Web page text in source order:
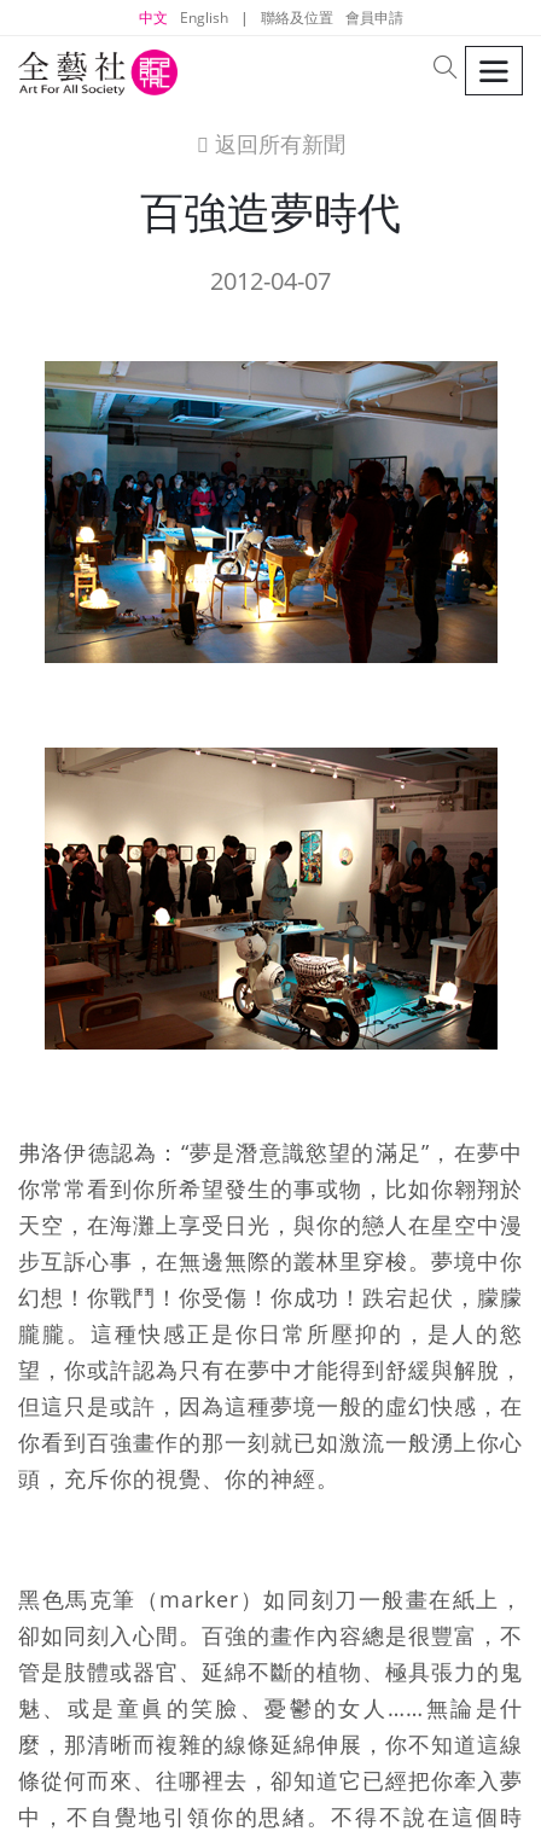
中文 English | 聯絡及位置 會員申請
search
icon
返回所有新聞
百強造夢時代
2012-04-07
弗洛伊德認為：“夢是潛意識慾望的滿足”，在夢中
你常常看到你所希望發生的事或物，比如你翱翔於
天空，在海灘上享受日光，與你的戀人在星空中漫
步互訴心事，在無邊無際的叢林里穿梭。夢境中你
幻想！你戰鬥！你受傷！你成功！跌宕起伏，朦朦
朧朧。這種快感正是你日常所壓抑的，是人的慾
望，你或許認為只有在夢中才能得到舒緩與解脫，
但這只是或許，因為這種夢境一般的虛幻快感，在
你看到百強畫作的那一刻就已如激流一般湧上你心
頭，充斥你的視覺、你的神經。
黑色馬克筆（marker）如同刻刀一般畫在紙上，
卻如同刻入心間。百強的畫作內容總是很豐富，不
管是肢體或器官、延綿不斷的植物、極具張力的鬼
魅、或是童眞的笑臉、憂鬱的女人……無論是什
麼，那清晰而複雜的線條延綿伸展，你不知道這線
條從何而來、往哪裡去，卻知道它已經把你牽入夢
中，不自覺地引領你的思緖。不得不說在這個時